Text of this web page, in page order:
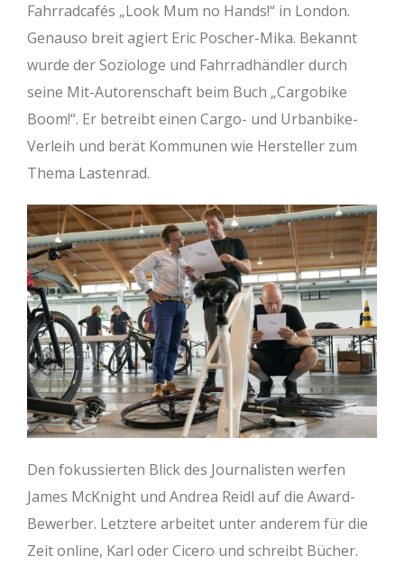
Fahrradcafés „Look Mum no Hands!“ in London.
Genauso breit agiert Eric Poscher-Mika. Bekannt
wurde der Soziologe und Fahrradhändler durch
seine Mit-Autorenschaft beim Buch „Cargobike
Boom!“. Er betreibt einen Cargo- und Urbanbike-
Verleih und berät Kommunen wie Hersteller zum
Thema Lastenrad.
Den fokussierten Blick des Journalisten werfen
James McKnight und Andrea Reidl auf die Award-
Bewerber. Letztere arbeitet unter anderem für die
Zeit online, Karl oder Cicero und schreibt Bücher.